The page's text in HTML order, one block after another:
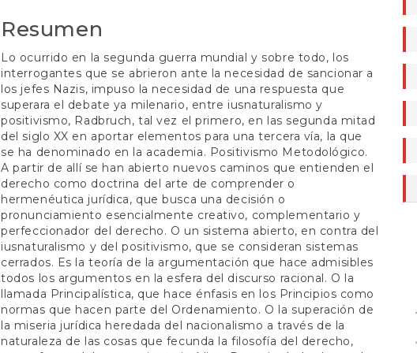
artículo
Resumen
Lo ocurrido en la segunda guerra mundial y sobre todo, los
interrogantes que se abrieron ante la necesidad de sancionar a
los jefes Nazis, impuso la necesidad de una respuesta que
superara el debate ya milenario, entre iusnaturalismo y
positivismo, Radbruch, tal vez el primero, en las segunda mitad
del siglo XX en aportar elementos para una tercera vía, la que
se ha denominado en la academia. Positivismo Metodológico.
A partir de allí se han abierto nuevos caminos que entienden el
derecho como doctrina del arte de comprender o
hermenéutica jurídica, que busca una decisión o
pronunciamiento esencialmente creativo, complementario y
perfeccionador del derecho. O un sistema abierto, en contra del
iusnaturalismo y del positivismo, que se consideran sistemas
cerrados. Es la teoría de la argumentación que hace admisibles
todos los argumentos en la esfera del discurso racional. O la
llamada Principalística, que hace énfasis en los Principios como
normas que hacen parte del Ordenamiento. O la superación de
la miseria jurídica heredada del nacionalismo a través de la
naturaleza de las cosas que fecunda la filosofía del derecho,